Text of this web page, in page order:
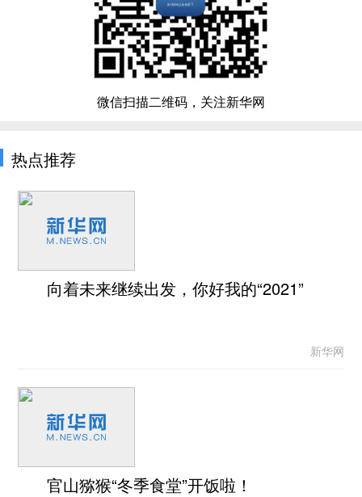
微信扫描二维码，关注新华网
热点推荐
向着未来继续出发，你好我的“2021”
新华网
官山猕猴“冬季食堂”开饭啦！